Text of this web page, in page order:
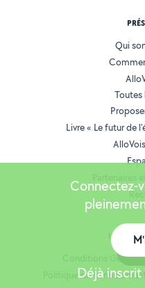
Qui
Toutes
Livre « Le futur de
Partenaires
Conditions
Politique de
Connectez-
Déjà